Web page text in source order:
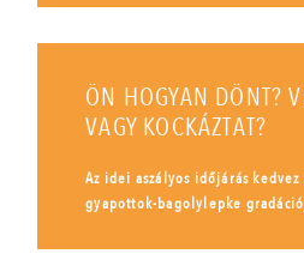
ÖN HOGYAN DÖNT?
VAGY KOCKÁZTAT?
Az idei aszályos időjárás
gyapottok-bagolylepke